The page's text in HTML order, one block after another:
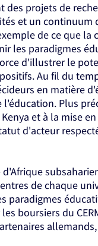
des projets de
et un
de ce que
les paradigmes
d'illustrer le
Au fil du
en matière
Plus
et à la mise
d'acteur
de chaque
boursiers du